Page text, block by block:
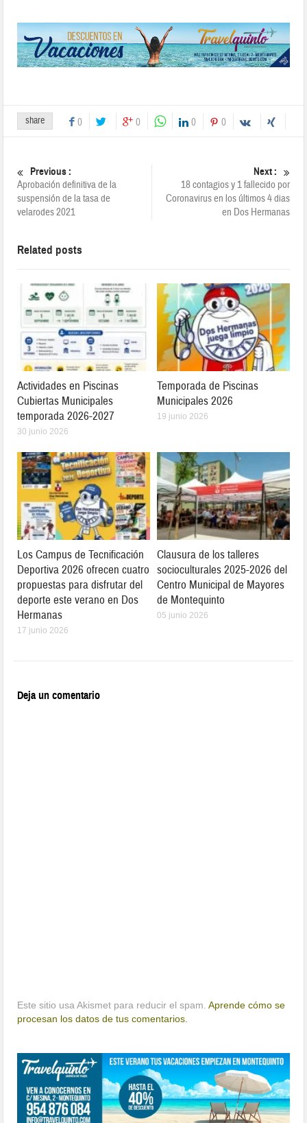
share 0 0 0 0
Previous :
Aprobación definitiva de la
suspensión de la tasa de
velarodes 2021
Next :
18 contagios y 1 fallecido por
Coronavirus en los últimos 4 dias
en Dos Hermanas
Related posts
Actividades en Piscinas
Cubiertas Municipales
temporada 2026-2027
30 junio 2026
Temporada de Piscinas
Municipales 2026
19 junio 2026
Los Campus de Tecnificación
Deportiva 2026 ofrecen cuatro
propuestas para disfrutar del
deporte este verano en Dos
Hermanas
17 junio 2026
Clausura de los talleres
socioculturales 2025-2026 del
Centro Municipal de Mayores
de Montequinto
05 junio 2026
Deja un comentario
Este sitio usa Akismet para reducir el spam.Aprende cómo se
procesan los datos de tus comentarios.